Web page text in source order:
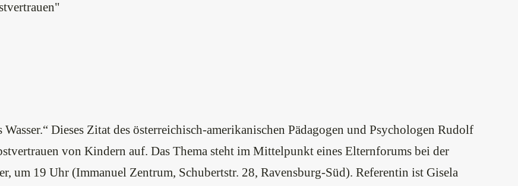
Dieses Zitat des österreichisch-amerikanischen Pädagogen und Psychologen Rudolf
von Kindern auf. Das Thema steht im Mittelpunkt eines Elternforums bei der
um 19 Uhr (Immanuel Zentrum, Schubertstr. 28, Ravensburg-Süd). Referentin ist Gisela